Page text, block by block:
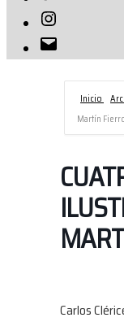
Instagram
Correo
electrónico
Inicio
Martín
Carlos